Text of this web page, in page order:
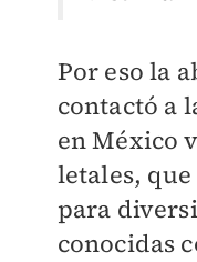
Por eso la
contactó a
en México
letales,
para
conocidas